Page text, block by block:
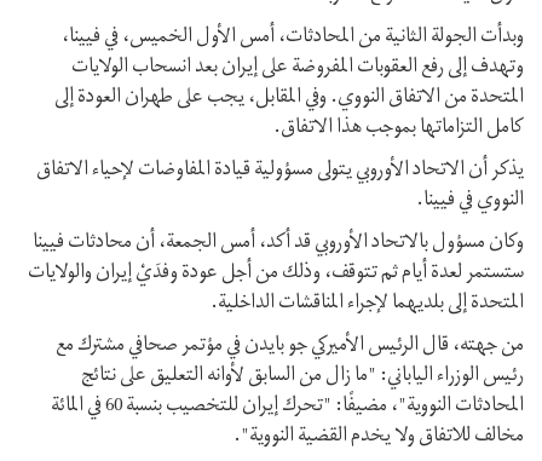
وبدأت الجولة الثانية من المحادثات، أمس الأول الخميس، في فيينا،
وتهدف إلى رفع العقوبات المفروضة على إيران بعد انسحاب الولايات
المتحدة من الاتفاق النووي. وفي المقابل، يجب على طهران العودة إلى
كامل التزاماتها بموجب هذا الاتفاق.
يذكر أن الاتحاد الأوروبي يتولى مسؤولية قيادة المفاوضات لإحياء الاتفاق
النووي في فيينا.
وكان مسؤول بالاتحاد الأوروبي قد أكد، أمس الجمعة، أن محادثات فيينا
ستستمر لعدة أيام ثم تتوقف، وذلك من أجل عودة وفدَيْ إيران والولايات
المتحدة إلى بلديهما لإجراء المناقشات الداخلية.
من جهته، قال الرئيس الأميركي جو بايدن في مؤتمر صحافي مشترك مع
رئيس الوزراء الياباني: "ما زال من السابق لأوانه التعليق على نتائج
المحادثات النووية"، مضيفًا: "تحرك إيران للتخصيب بنسبة 60 في المائة
مخالف للاتفاق ولا يخدم القضية النووية".